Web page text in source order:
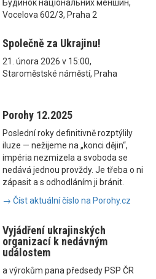
Будинок національних меншин,
Vocelova 602/3, Praha 2
Společně za Ukrajinu!
21. února 2026 v 15:00,
Staroměstské náměstí, Praha
Porohy 12.2025
Poslední roky definitivně rozptýlily
iluze — nežijeme na „konci dějin“,
impéria nezmizela a svoboda se
nedává jednou provždy. Je třeba o ni
zápasit a s odhodláním ji bránit.
→ Číst aktuální číslo na Porohy.cz
Vyjádření ukrajinských
organizací k nedávným
událostem
a výrokům pana předsedy PSP ČR